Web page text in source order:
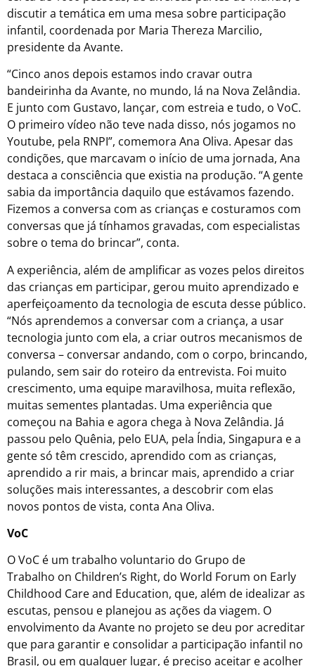
discutir a temática em uma mesa sobre participação
infantil, coordenada por Maria Thereza Marcilio,
presidente da Avante.
“Cinco anos depois estamos indo cravar outra
bandeirinha da Avante, no mundo, lá na Nova Zelândia.
E junto com Gustavo, lançar, com estreia e tudo, o VoC.
O primeiro vídeo não teve nada disso, nós jogamos no
Youtube, pela RNPI”, comemora Ana Oliva. Apesar das
condições, que marcavam o início de uma jornada, Ana
destaca a consciência que existia na produção. “A gente
sabia da importância daquilo que estávamos fazendo.
Fizemos a conversa com as crianças e costuramos com
conversas que já tínhamos gravadas, com especialistas
sobre o tema do brincar”, conta.
A experiência, além de amplificar as vozes pelos direitos
das crianças em participar, gerou muito aprendizado e
aperfeiçoamento da tecnologia de escuta desse público.
“Nós aprendemos a conversar com a criança, a usar
tecnologia junto com ela, a criar outros mecanismos de
conversa – conversar andando, com o corpo, brincando,
pulando, sem sair do roteiro da entrevista. Foi muito
crescimento, uma equipe maravilhosa, muita reflexão,
muitas sementes plantadas. Uma experiência que
começou na Bahia e agora chega à Nova Zelândia. Já
passou pelo Quênia, pelo EUA, pela Índia, Singapura e a
gente só têm crescido, aprendido com as crianças,
aprendido a rir mais, a brincar mais, aprendido a criar
soluções mais interessantes, a descobrir com elas
novos pontos de vista, conta Ana Oliva.
VoC
O VoC é um trabalho voluntario do Grupo de
Trabalho on Children’s Right, do World Forum on Early
Childhood Care and Education, que, além de idealizar as
escutas, pensou e planejou as ações da viagem. O
envolvimento da Avante no projeto se deu por acreditar
que para garantir e consolidar a participação infantil no
Brasil, ou em qualquer lugar, é preciso aceitar e acolher